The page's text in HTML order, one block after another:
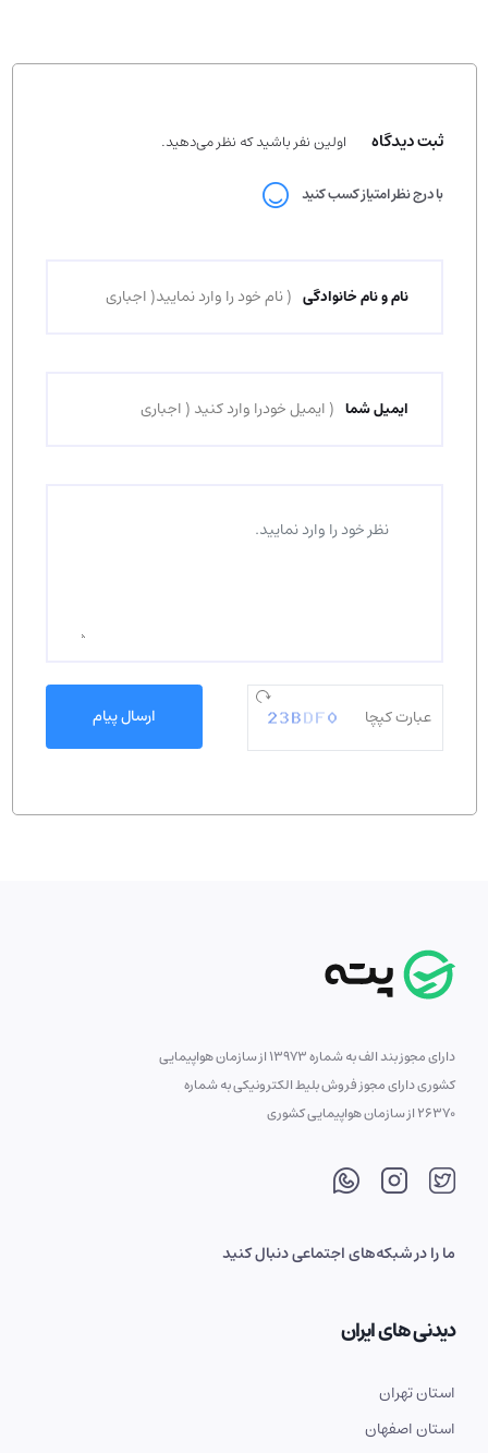
ثبت دیدگاه اولین نفر باشید که نظر می‌دهید.
با درج نظر امتیاز کسب کنید
نام و نام خانوادگی
ایمیل شما
ارسال پیام
دارای مجوز بند الف به شماره 13973 از سازمان هواپیمایی
کشوری دارای مجوز فروش بلیط الکترونیکی به شماره
26370 از سازمان هواپیمایی کشوری
ما را در شبکه‌های اجتماعی دنبال کنید
دیدنی های ایران
استان تهران
استان اصفهان